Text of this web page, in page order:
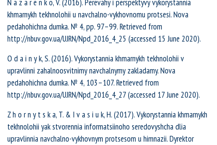
N a z a r e n k o, V. (2016). Perevahy i perspektyvy vykorystannia
khmarnykh tekhnolohii u navchalno-vykhovnomu protsesi. Nova
pedahohichna dumka. № 4, рр. 97–99. Retrieved from
http://nbuv.gov.ua/UJRN/Npd_2016_4_25 (accessed 15 June 2020).
O d a i n y k, S. (2016). Vykorystannia khmarnykh tekhnolohii v
upravlinni zahalnoosvitnimy navchalnymy zakladamy. Nova
pedahohichna dumka. № 4, 103–107. Retrieved from
http://nbuv.gov.ua/UJRN/Npd_2016_4_27 (accessed 17 June 2020).
Z h o r n y t s k a, T. & I v a s i u k, H. (2017). Vykorystannia khmarnykh
tekhnolohii yak stvorennia informatsiinoho seredovyshcha dlia
upravlinnia navchalno-vykhovnym protsesom u himnazii. Dyrektor